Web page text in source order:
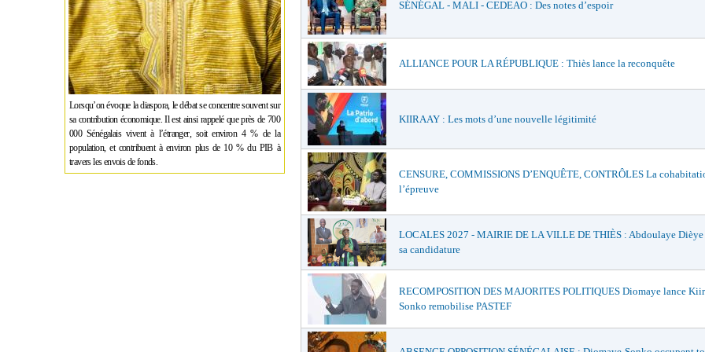
Lorsqu’on évoque la diaspora, le débat se concentre souvent sur
sa contribution économique. Il est ainsi rappelé que près de 700
000 Sénégalais vivent à l’étranger, soit environ 4 % de la
population, et contribuent à environ plus de 10 % du PIB à
travers les envois de fonds.
SÉNÉGAL - MALI - CEDEAO : Des notes d’espoir
ALLIANCE POUR LA RÉPUBLIQUE : Thiès lance la reconquête
KIIRAAY : Les mots d’une nouvelle légitimité
CENSURE, COMMISSIONS D’ENQUÊTE, CONTRÔLES La
l’épreuve
LOCALES 2027 - MAIRIE DE LA VILLE DE THIÈS : Abdoulaye
sa candidature
RECOMPOSITION DES MAJORITES POLITIQUES Diomaye lance
Sonko remobilise PASTEF